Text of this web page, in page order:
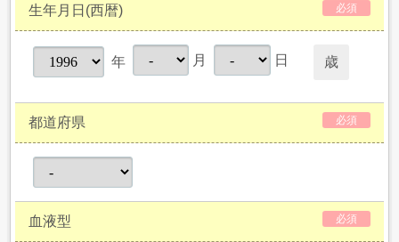
生年月日(西暦) 必須
年 月 日 歳
都道府県 必須
血液型 必須